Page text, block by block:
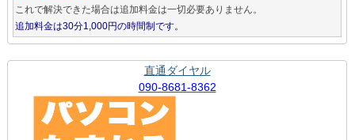
これで解決できた場合は追加料金は一切必要ありません。
追加料金は30分1,000円の時間制です。
直通ダイヤル
090-8681-8362